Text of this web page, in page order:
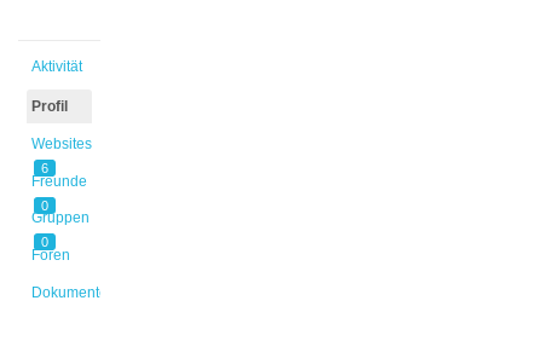
Aktivität
Profil
Websites
6
Freunde
0
Gruppen
0
Foren
Dokumente